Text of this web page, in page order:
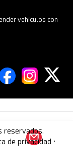
vehículos con
reservados.
de privacidad •